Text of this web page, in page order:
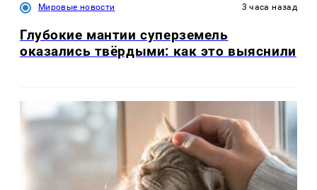
Мировые новости 3 часа назад
Глубокие мантии суперземель
оказались твёрдыми: как это выяснили